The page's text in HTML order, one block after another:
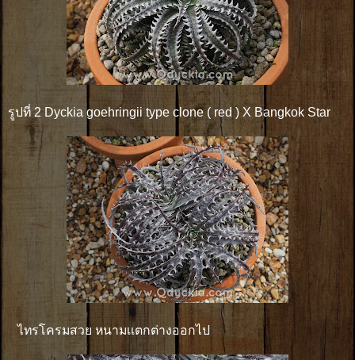
รูปที่ 2 Dyckia goehringii type clone ( red ) X Bangkok Star
ไทรโครมสวย หนามเเตกต่างออกไป